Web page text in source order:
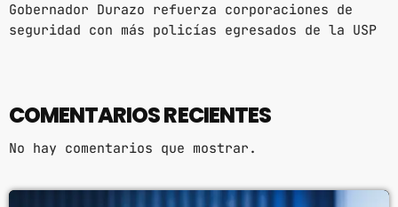
Gobernador Durazo refuerza corporaciones de
seguridad con más policías egresados de la USP
COMENTARIOS RECIENTES
No hay comentarios que mostrar.